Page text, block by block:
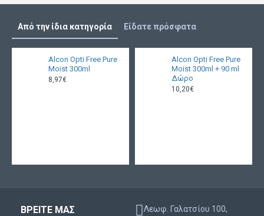
Από την ίδια κατηγορία Είδατε πρόσφατα
Alcon Opti Free Pure
Moist 300ml
8,97€
Alcon Opti Free Pure
Moist 300ml + 90 ml
Δώρο
10,20€
ΒΡΕΙΤΕ ΜΑΣ
Λεωφ. Γαλατσίου 100,